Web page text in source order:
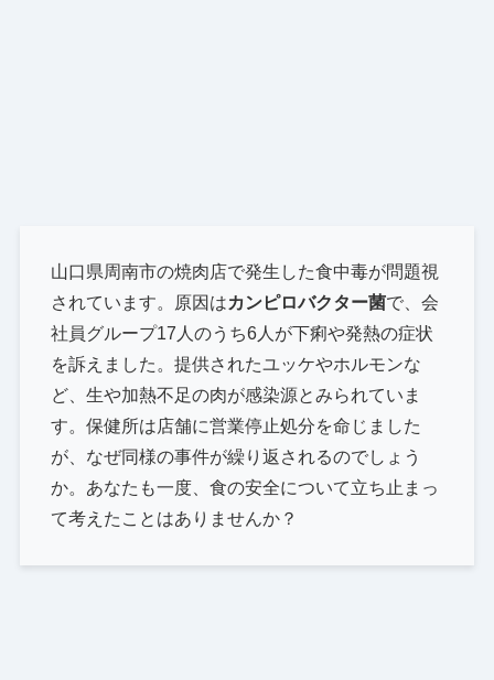
山口県周南市の焼肉店で発生した食中毒が問題視
されています。原因はカンピロバクター菌で、会
社員グループ17人のうち6人が下痢や発熱の症状
を訴えました。提供されたユッケやホルモンな
ど、生や加熱不足の肉が感染源とみられていま
す。保健所は店舗に営業停止処分を命じました
が、なぜ同様の事件が繰り返されるのでしょう
か。あなたも一度、食の安全について立ち止まっ
て考えたことはありませんか？